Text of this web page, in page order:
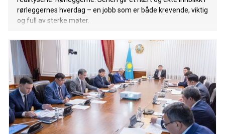
rørleggernes hverdag – en jobb som er både krevende, viktig
og full av sterke møter.